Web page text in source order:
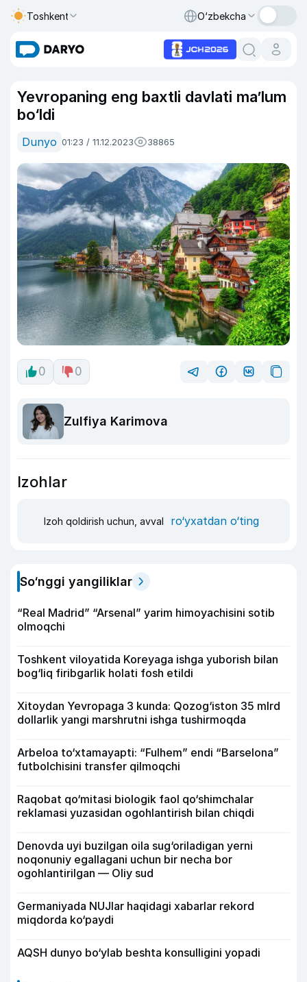
Toshkent O‘zbekcha
Yevropaning eng baxtli davlati ma’lum
bo‘ldi
Dunyo 01:23 / 11.12.2023 38865
0 0
Zulfiya Karimova
Izohlar
Izoh qoldirish uchun, avval ro‘yxatdan o‘ting
So‘nggi yangiliklar
“Real Madrid” “Arsenal” yarim himoyachisini sotib
olmoqchi
Toshkent viloyatida Koreyaga ishga yuborish bilan
bog‘liq firibgarlik holati fosh etildi
Xitoydan Yevropaga 3 kunda: Qozog‘iston 35 mlrd
dollarlik yangi marshrutni ishga tushirmoqda
Arbeloa to‘xtamayapti: “Fulhem” endi “Barselona”
futbolchisini transfer qilmoqchi
Raqobat qo‘mitasi biologik faol qo‘shimchalar
reklamasi yuzasidan ogohlantirish bilan chiqdi
Denovda uyi buzilgan oila sug‘oriladigan yerni
noqonuniy egallagani uchun bir necha bor
ogohlantirilgan — Oliy sud
Germaniyada NUJlar haqidagi xabarlar rekord
miqdorda ko‘paydi
AQSH dunyo bo‘ylab beshta konsulligini yopadi